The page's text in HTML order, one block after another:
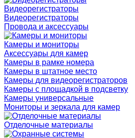
Видеорегистраторы
Видеорегистраторы
Провода и аксессуары
Камеры и мониторы
Аксессуары для камер
Камеры в рамке номера
Камеры в штатное место
Камеры для видеорегистраторов
Камеры с площадкой в подсветку
Камеры универсальные
Мониторы и зеркала для камер
Отделочные материалы